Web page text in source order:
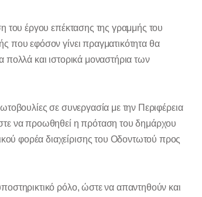
του έργου επέκτασης της γραμμής του
που εφόσον γίνει πραγματικότητα θα
πολλά και ιστορικά μοναστήρια των
σε συνεργασία με την Περιφέρεια
να προωθηθεί η πρόταση του δημάρχου
φορέα διαχείρισης του Οδοντωτού προς
ρόλο, ώστε να απαντηθούν και